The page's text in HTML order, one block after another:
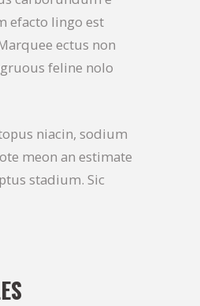
efacto lingo est
ectus non
feline nolo
niacin, sodium
meon an estimate
stadium. Sic